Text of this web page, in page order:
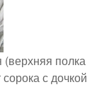
(верхняя полка
с дочкой